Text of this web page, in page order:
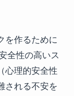
を作るために
全性の高いス
心理的安全性
される不安を